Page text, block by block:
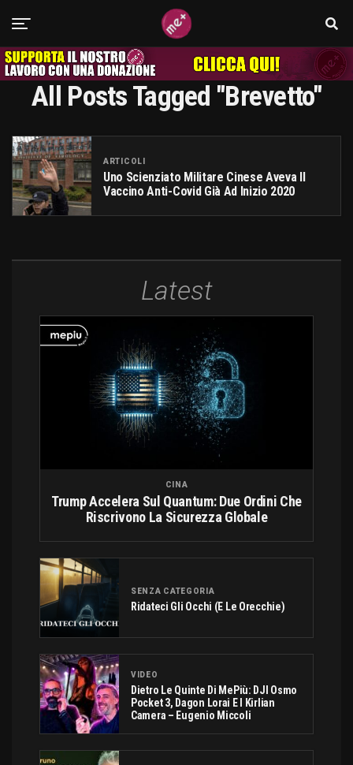
All Posts Tagged "brevetto"
ARTICOLI
Uno Scienziato Militare Cinese Aveva Il
Vaccino Anti-Covid Già Ad Inizio 2020
Latest
CINA
Trump Accelera Sul Quantum: Due Ordini Che
Riscrivono La Sicurezza Globale
SENZA CATEGORIA
Ridateci Gli Occhi (e Le Orecchie)
VIDEO
Dietro Le Quinte Di MePiù: DJI Osmo
Pocket 3, Dagon Lorai E I Kirlian
Camera – Eugenio Miccoli